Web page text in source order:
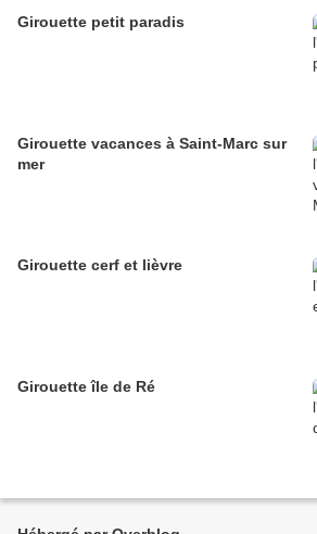
Girouette petit paradis
Girouette vacances à Saint-Marc sur
mer
Girouette cerf et lièvre
Girouette île de Ré